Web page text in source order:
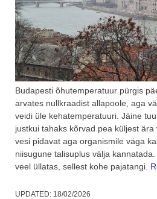
Budapesti õhutemperatuur pürgis
arvates nullkraadist allapoole, aga
veidi üle kehatemperatuuri. Jäine
justkui tahaks kõrvad pea küljest
vesi pidavat aga organismile väga
niisugune talisuplus välja
veel üllatas, sellest kohe pajatangi.
UPDATED: 18/02/2026